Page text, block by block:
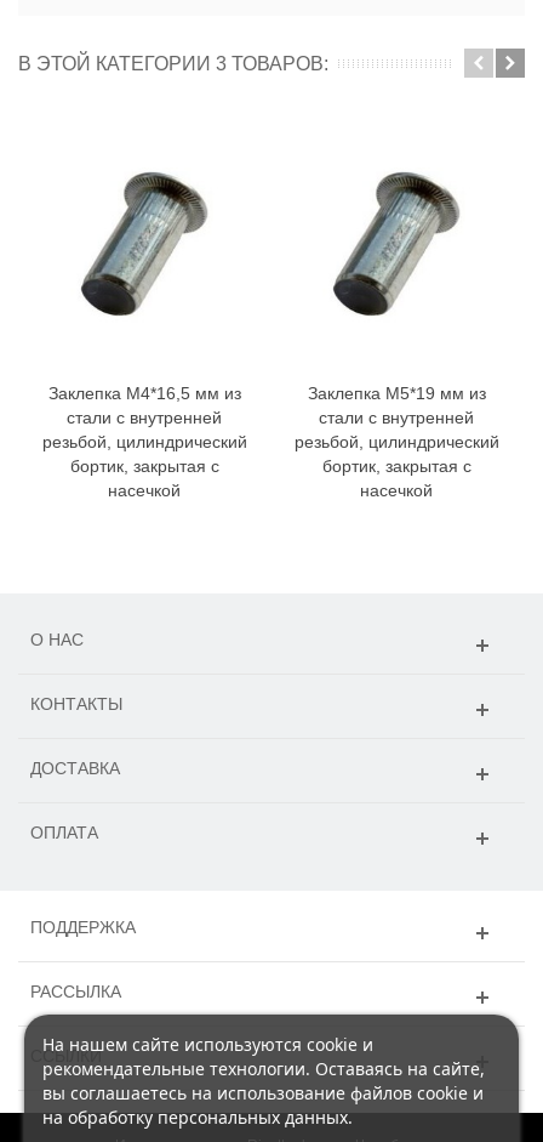
В ЭТОЙ КАТЕГОРИИ 3 ТОВАРОВ:
Заклепка M4*16,5 мм из
стали с внутренней
резьбой, цилиндрический
бортик, закрытая с
насечкой
Заклепка M5*19 мм из
стали с внутренней
резьбой, цилиндрический
бортик, закрытая с
насечкой
О НАС
КОНТАКТЫ
ДОСТАВКА
ОПЛАТА
ПОДДЕРЖКА
РАССЫЛКА
ССЫЛКИ
На нашем сайте используются cookie и
рекомендательные технологии. Оставаясь на сайте,
вы соглашаетесь на использование файлов cookie и
на обработку персональных данных.